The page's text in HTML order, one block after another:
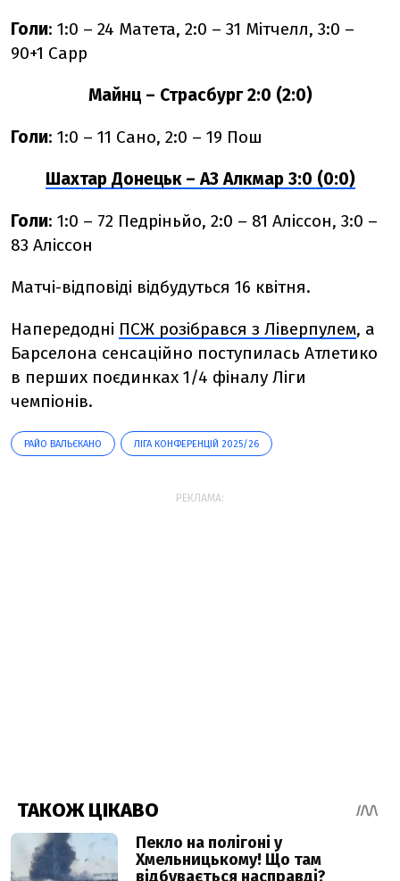
Голи: 1:0 – 24 Матета, 2:0 – 31 Мітчелл, 3:0 –
90+1 Сарр
Майнц – Страсбург 2:0 (2:0)
Голи: 1:0 – 11 Сано, 2:0 – 19 Пош
Шахтар Донецьк – АЗ Алкмар 3:0 (0:0)
Голи: 1:0 – 72 Педріньйо, 2:0 – 81 Аліссон, 3:0 –
83 Аліссон
Матчі-відповіді відбудуться 16 квітня.
Напередодні ПСЖ розібрався з Ліверпулем, а
Барселона сенсаційно поступилась Атлетико
в перших поєдинках 1/4 фіналу Ліги
чемпіонів.
РАЙО ВАЛЬЄКАНО ЛІГА КОНФЕРЕНЦІЙ 2025/26
РЕКЛАМА: